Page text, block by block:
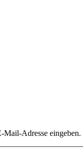
Adresse